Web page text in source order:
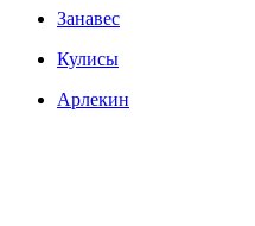
Занавес
Кулисы
Арлекин